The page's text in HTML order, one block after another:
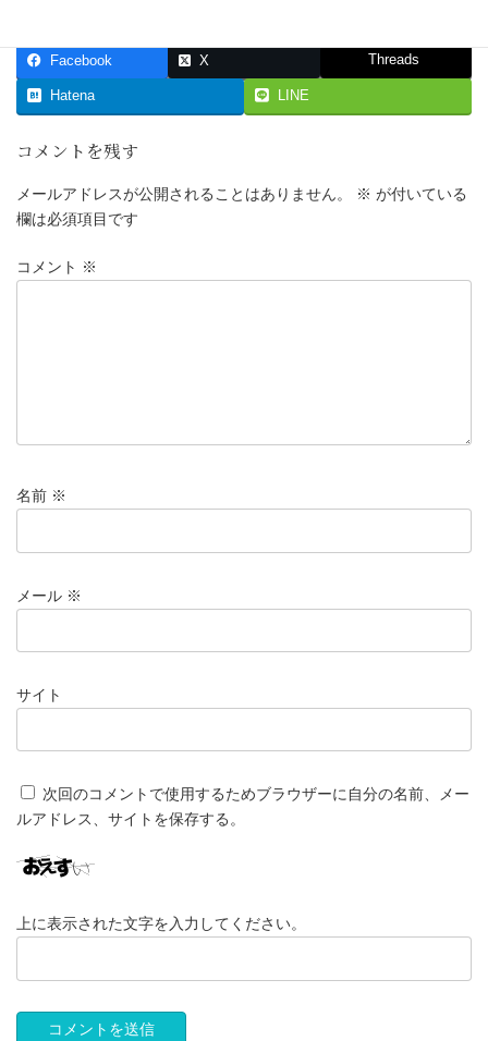
Facebook X Threads
Hatena LINE
コメントを残す
メールアドレスが公開されることはありません。 ※ が付いている
欄は必須項目です
コメント ※
名前 ※
メール ※
サイト
次回のコメントで使用するためブラウザーに自分の名前、メー
ルアドレス、サイトを保存する。
上に表示された文字を入力してください。